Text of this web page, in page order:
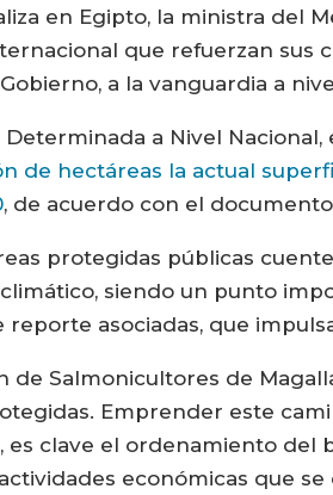
en Egipto, la ministra del
que refuerzan sus
a la vanguardia a
a Nivel Nacional,
de hectáreas la actual
, de acuerdo con el
protegidas públicas
siendo un punto
asociadas, que
de Salmonicultores de
Emprender este
clave el ordenamiento del
económicas que